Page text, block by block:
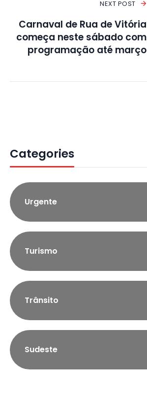
NEXT POST
Carnaval de Rua de Vitória
começa neste sábado com
programação até março
Categories
Urgente
Turismo
Trânsito
Sudeste